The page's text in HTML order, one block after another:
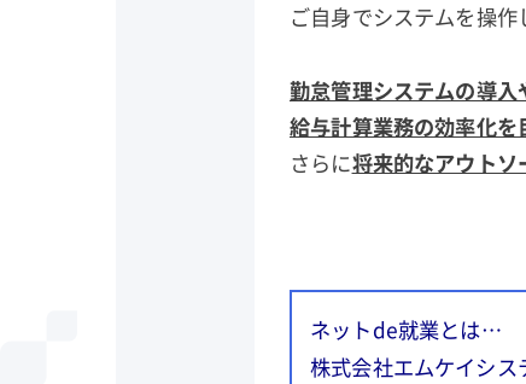
ご自身でシステムを操作
勤怠管理システムの導
給与計算業務の効率化を
さらに将来的なアウト
ネットde就業とは…
株式会社エムケイシス